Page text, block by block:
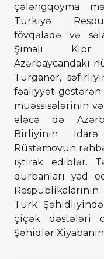
çələngqoyma
Türkiyə
fövqəladə və
Şimali Kipr
Azərbaycandakı
Turganer,
fəaliyyət göstərən
müəssisələrinin
eləcə də
Birliyinin
Rüstəmovun
iştirak ediblər.
qurbanları yad
Türk
çiçək dəstələri
Şəhidlər